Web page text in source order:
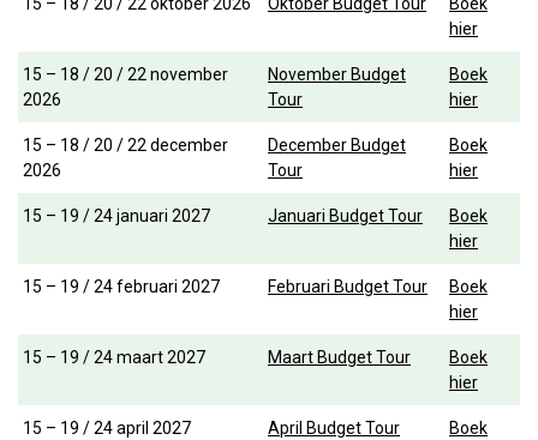
hier
15 – 18 / 20 / 22 november
2026
November Budget
Tour
Boek
hier
15 – 18 / 20 / 22 december
2026
December Budget
Tour
Boek
hier
15 – 19 / 24 januari 2027 Januari Budget Tour
Boek
hier
15 – 19 / 24 februari 2027 Februari Budget Tour
Boek
hier
15 – 19 / 24 maart 2027 Maart Budget Tour
Boek
hier
15 – 19 / 24 april 2027 April Budget Tour
Boek